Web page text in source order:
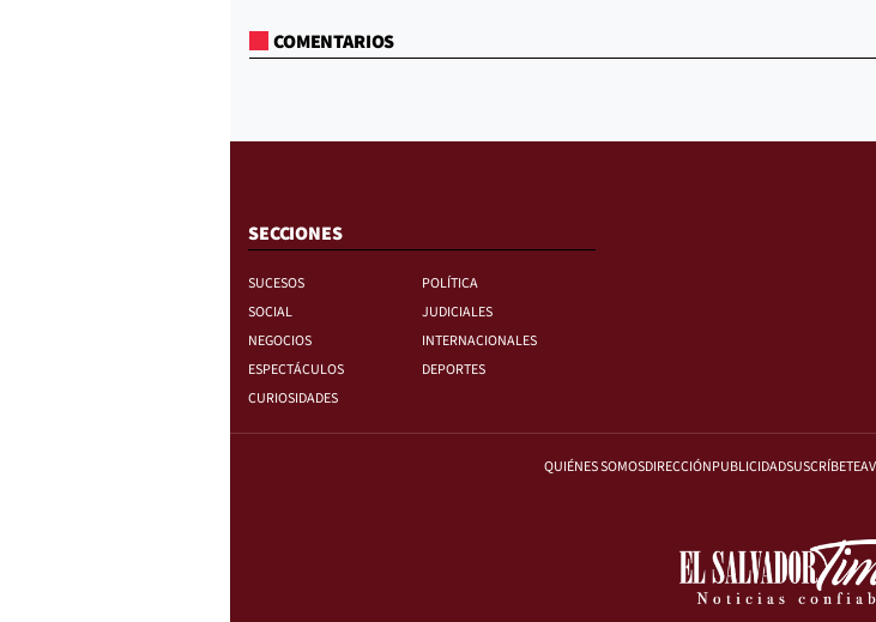
COMENTARIOS
SECCIONES
SUCESOS
POLÍTICA
SOCIAL
JUDICIALES
NEGOCIOS
INTERNACIONALES
ESPECTÁCULOS
DEPORTES
CURIOSIDADES
QUIÉNES SOMOSDIRECCIÓNPUBLICIDADSUSCRÍBETE